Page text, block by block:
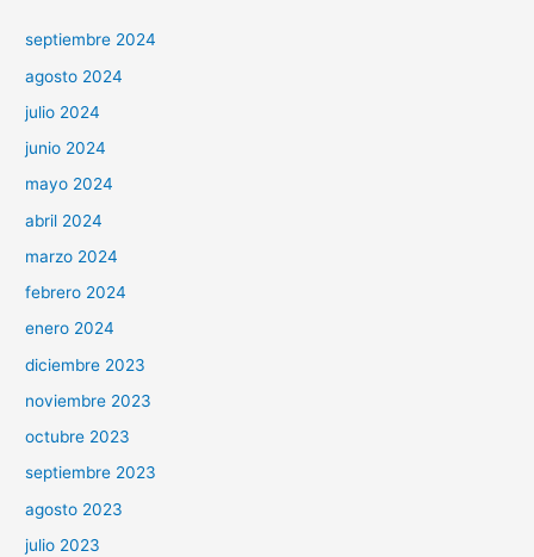
septiembre 2024
agosto 2024
julio 2024
junio 2024
mayo 2024
abril 2024
marzo 2024
febrero 2024
enero 2024
diciembre 2023
noviembre 2023
octubre 2023
septiembre 2023
agosto 2023
julio 2023